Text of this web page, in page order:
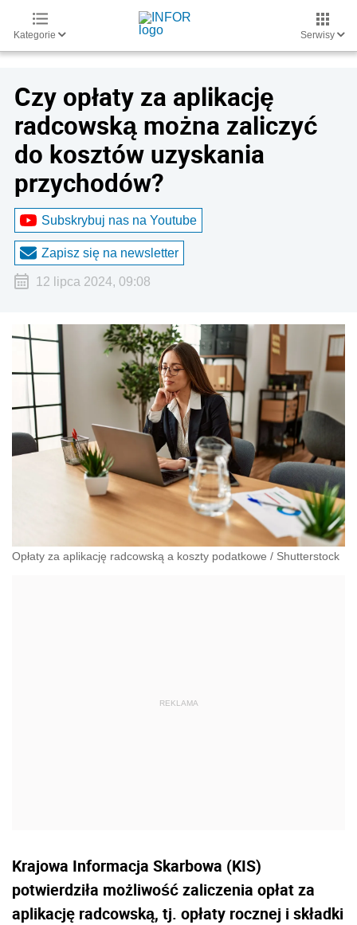
Kategorie Serwisy
Czy opłaty za aplikację
radcowską można zaliczyć
do kosztów uzyskania
przychodów?
Subskrybuj nas na Youtube
Zapisz się na newsletter
12 lipca 2024, 09:08
Opłaty za aplikację radcowską a koszty podatkowe / Shutterstock
Krajowa Informacja Skarbowa (KIS)
potwierdziła możliwość zaliczenia opłat za
aplikację radcowską, tj. opłaty rocznej i składki